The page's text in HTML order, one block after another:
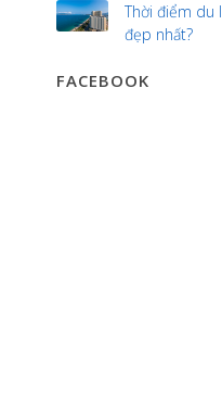
Thời điểm du
đẹp nhất?
FACEBOOK